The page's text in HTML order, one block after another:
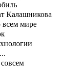
Калашникова
мире